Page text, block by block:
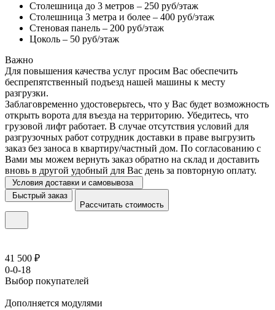
Столешница до 3 метров – 250 руб/этаж
Столешница 3 метра и более – 400 руб/этаж
Стеновая панель – 200 руб/этаж
Цоколь – 50 руб/этаж
Важно
Для повышения качества услуг просим Вас обеспечить
беспрепятственный подъезд нашей машины к месту
разгрузки.
Заблаговременно удостоверьтесь, что у Вас будет возможность
открыть ворота для въезда на территорию. Убедитесь, что
грузовой лифт работает. В случае отсутствия условий для
разгрузочных работ сотрудник доставки в праве выгрузить
заказ без заноса в квартиру/частный дом. По согласованию с
Вами мы можем вернуть заказ обратно на склад и доставить
вновь в другой удобный для Вас день за повторную оплату.
Условия доставки и самовывоза
Быстрый заказ
Рассчитать стоимость
41 500 ₽
0-0-18
Выбор покупателей
Дополняется модулями